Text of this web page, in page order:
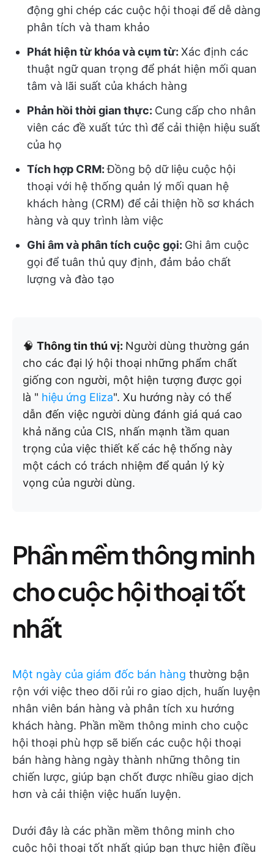
động ghi chép các cuộc hội thoại để dễ dàng
phân tích và tham khảo
Phát hiện từ khóa và cụm từ: Xác định các
thuật ngữ quan trọng để phát hiện mối quan
tâm và lãi suất của khách hàng
Phản hồi thời gian thực: Cung cấp cho nhân
viên các đề xuất tức thì để cải thiện hiệu suất
của họ
Tích hợp CRM:Đồng bộ dữ liệu cuộc hội
thoại với hệ thống quản lý mối quan hệ
khách hàng (CRM) để cải thiện hồ sơ khách
hàng và quy trình làm việc
Ghi âm và phân tích cuộc gọi: Ghi âm cuộc
gọi để tuân thủ quy định, đảm bảo chất
lượng và đào tạo
🧠 Thông tin thú vị: Người dùng thường gán
cho các đại lý hội thoại những phẩm chất
giống con người, một hiện tượng được gọi
là " hiệu ứng Eliza". Xu hướng này có thể
dẫn đến việc người dùng đánh giá quá cao
khả năng của CIS, nhấn mạnh tầm quan
trọng của việc thiết kế các hệ thống này
một cách có trách nhiệm để quản lý kỳ
vọng của người dùng.
Phần mềm thông minh
cho cuộc hội thoại tốt
nhất
Một ngày của giám đốc bán hàng thường bận
rộn với việc theo dõi rủi ro giao dịch, huấn luyện
nhân viên bán hàng và phân tích xu hướng
khách hàng. Phần mềm thông minh cho cuộc
hội thoại phù hợp sẽ biến các cuộc hội thoại
bán hàng hàng ngày thành những thông tin
chiến lược, giúp bạn chốt được nhiều giao dịch
hơn và cải thiện việc huấn luyện.
Dưới đây là các phần mềm thông minh cho
cuộc hội thoại tốt nhất giúp bạn thực hiện điều